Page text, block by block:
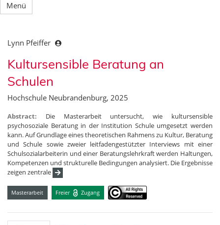
Menü
Lynn Pfeiffer
Kultursensible Beratung an
Schulen
Hochschule Neubrandenburg, 2025
Abstract: Die Masterarbeit untersucht, wie kultursensible
psychosoziale Beratung in der Institution Schule umgesetzt werden
kann. Auf Grundlage eines theoretischen Rahmens zu Kultur, Beratung
und Schule sowie zweier leitfadengestützter Interviews mit einer
Schulsozialarbeiterin und einer Beratungslehrkraft werden Haltungen,
Kompetenzen und strukturelle Bedingungen analysiert. Die Ergebnisse
zeigen zentrale
Masterarbeit Freier Zugang